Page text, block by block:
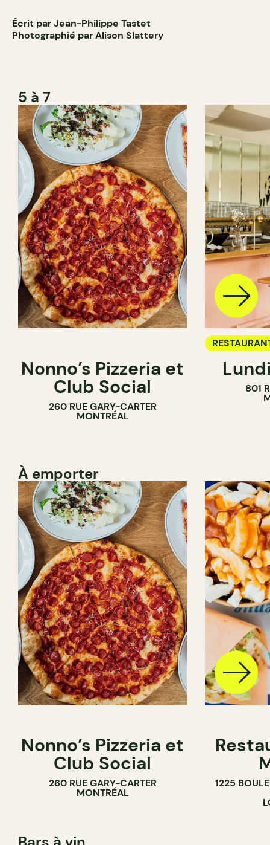
Écrit par Jean-Philippe Tastet
Photographié par Alison Slattery
5 à 7
Nonno’s Pizzeria et
Club Social
260 RUE GARY-CARTER
MONTRÉAL
BAR À VIN
801
À emporter
Nonno’s Pizzeria et
Club Social
260 RUE GARY-CARTER
MONTRÉAL
1225